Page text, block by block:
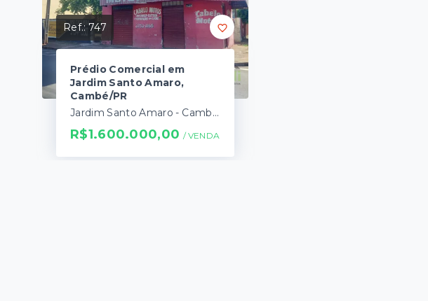
Ref.:747
Prédio Comercial em
Jardim Santo Amaro,
Cambé/PR
Jardim Santo Amaro - Cambé/PR
R$1.600.000,00 / VENDA